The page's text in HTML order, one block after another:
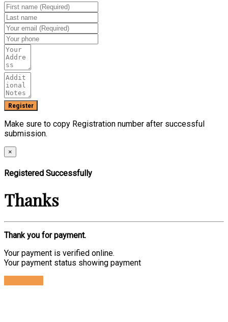
Make sure to copy Registration number after successful
submission.
×
Registered Successfully
Thanks
Thank you for payment.
Your payment is verified online.
Your payment status showing payment